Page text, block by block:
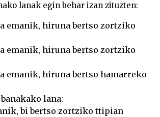
lanak egin behar izan zituzten:
emanik, hiruna bertso zortziko
emanik, hiruna bertso zortziko
emanik, hiruna bertso hamarreko
lana:
bi bertso zortziko ttipian